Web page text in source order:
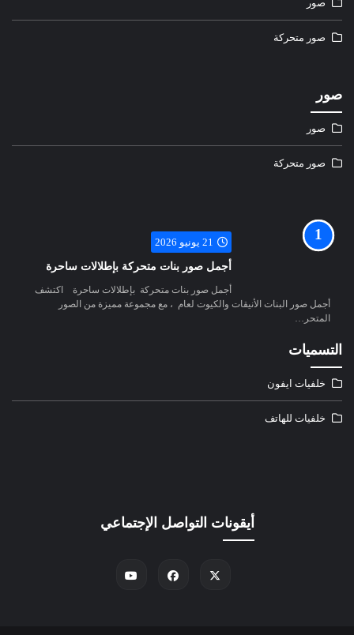
صور
صور متحركة
صور
صور
صور متحركة
21 يونيو 2026
أجمل صور بنات متحركة بإطلالات ساحرة
أجمل صور بنات متحركة بإطلالات ساحرة اكتشف
أجمل صور البنات الأنيقات والكيوت لعام ، مع مجموعة مميزة من الصور
المتحر…
التسميات
خلفيات ايفون
خلفيات للهاتف
أيقونات التواصل الإجتماعي